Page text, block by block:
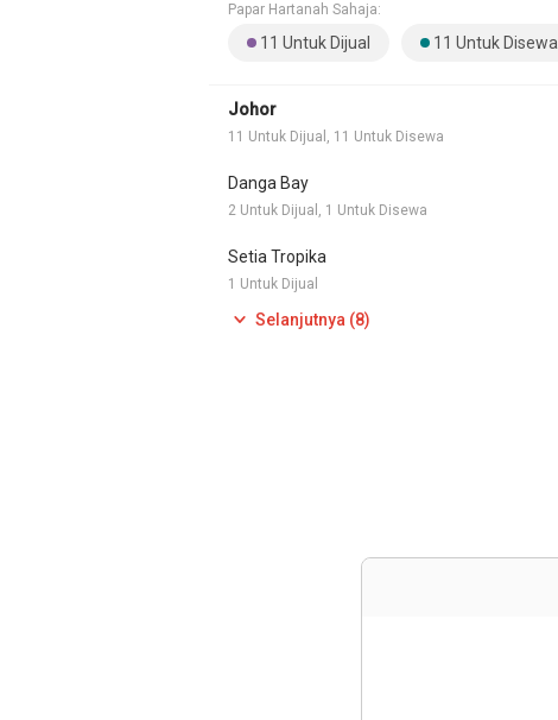
Papar Hartanah Sahaja:
11 Untuk Dijual 11 Untuk Disewa
Johor
11 Untuk Dijual, 11 Untuk Disewa
Danga Bay
2 Untuk Dijual, 1 Untuk Disewa
Setia Tropika
1 Untuk Dijual
Selanjutnya (8)